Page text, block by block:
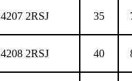
4207 2RSJ 35
4208 2RSJ 40